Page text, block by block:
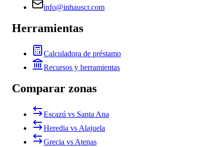
info@inhauscr.com
Herramientas
Calculadora de préstamo
Recursos y herramientas
Comparar zonas
Escazú vs Santa Ana
Heredia vs Alajuela
Grecia vs Atenas